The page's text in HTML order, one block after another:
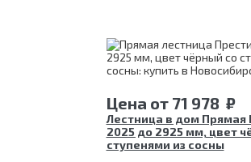
Материал ступеней: Сосна
Срок гарантии (на
Цена от 71 978 ₽
Лестница в дом Прямая
2025 до 2925 мм, цвет
ступенями из сосны